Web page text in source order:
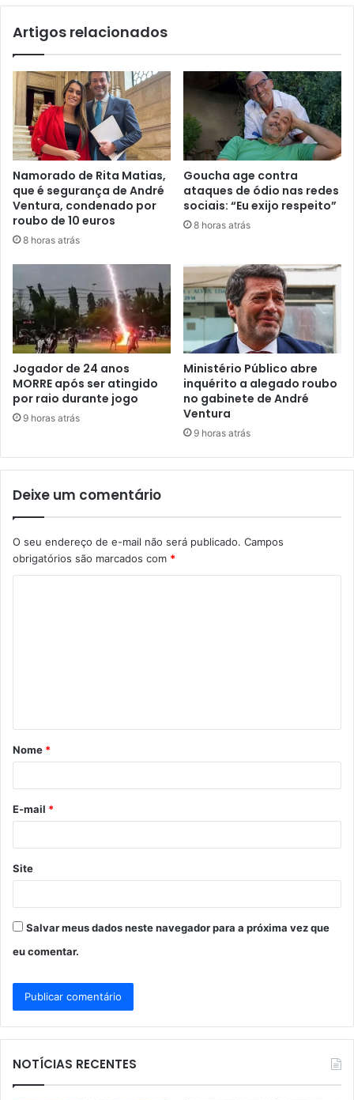
Artigos relacionados
Namorado de Rita Matias,
que é segurança de André
Ventura, condenado por
roubo de 10 euros
8 horas atrás
Goucha age contra
ataques de ódio nas redes
sociais: “Eu exijo respeito”
8 horas atrás
Jogador de 24 anos
MORRE após ser atingido
por raio durante jogo
9 horas atrás
Ministério Público abre
inquérito a alegado roubo
no gabinete de André
Ventura
9 horas atrás
Deixe um comentário
O seu endereço de e-mail não será publicado. Campos
obrigatórios são marcados com *
á
r
*
Nome *
E-mail *
Site
Salvar meus dados neste navegador para a próxima vez que
eu comentar.
NOTÍCIAS RECENTES